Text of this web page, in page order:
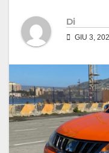
Di
GIU 3,